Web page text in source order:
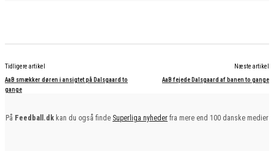
Tidligere artikel
AaB smækker døren i ansigtet på Dalsgaard to
gange
Næste artikel
AaB fejede Dalsgaard af banen to gange
På Feedball.dk kan du også finde Superliga nyheder fra mere end 100 danske medier